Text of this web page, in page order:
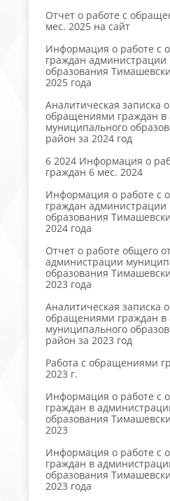
Отчет о работе с
мес. 2025 на сайт
Информация о работе с
граждан
образования
2025 года
Аналитическая записка
обращениями граждан в
муниципального
район за 2024 год
6 2024 Информация о
граждан 6 мес. 2024
Информация о работе с
граждан
образования
2024 года
Отчет о работе общего
администрации
образования
2023 года
Аналитическая записка
обращениями граждан в
муниципального
район за 2023 год
Работа с обращениями
2023 г.
Информация о работе с
граждан в
образования
2023
Информация о работе с
граждан в
образования
2023 года